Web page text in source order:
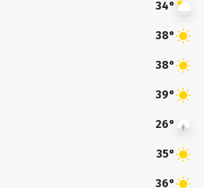
34°
38°
38°
39°
26°
35°
36°